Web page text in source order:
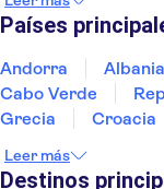
Recinto Modernista
PortAventura Park
Paseo del Arte
Museo Reina Sofía
Parques de
Países
Andorra Albania
Cabo Verde
Grecia
Croacia
Portugal
Leer más
Destinos